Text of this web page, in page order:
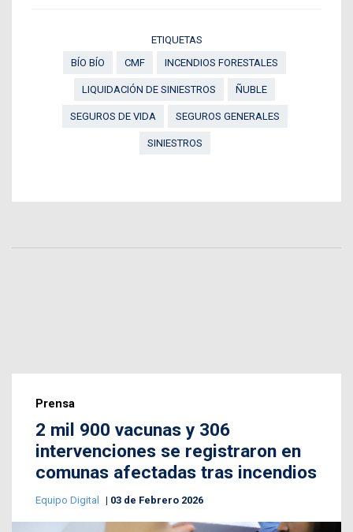
ETIQUETAS
BÍO BÍO
CMF INCENDIOS FORESTALES
LIQUIDACIÓN DE SINIESTROS ÑUBLE
SEGUROS DE VIDA SEGUROS GENERALES
SINIESTROS
Prensa
2 mil 900 vacunas y 306
intervenciones se registraron en
comunas afectadas tras incendios
Equipo Digital 03 de Febrero 2026